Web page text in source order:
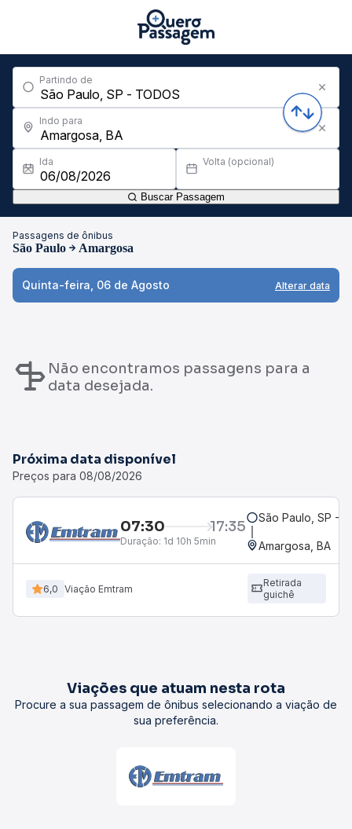
Partindo de
Indo para
Ida Volta (opcional)
Buscar Passagem
Passagens de ônibus
São Paulo Amargosa
Quinta-feira, 06 de Agosto Alterar data
Não encontramos passagens para a
data desejada.
Próxima data disponível
Preços para 08/08/2026
07:30 17:35
Duração: 1d 10h 5min
São Paulo, SP -
Amargosa, BA
6,0 Viação Emtram
Retirada
guichê
Viações que atuam nesta rota
Procure a sua passagem de ônibus selecionando a viação de
sua preferência.